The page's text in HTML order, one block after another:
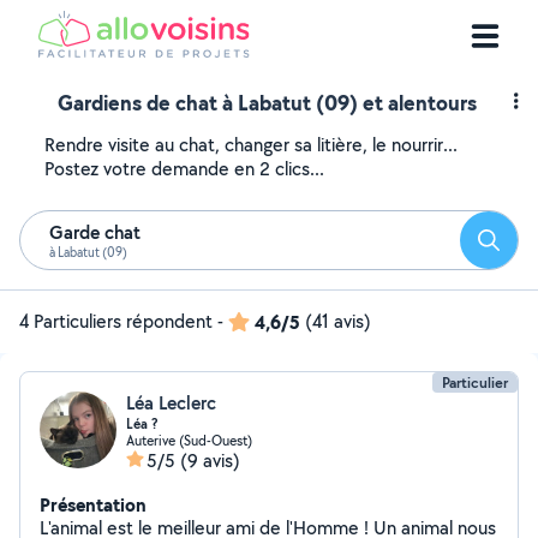
Gardiens de chat à Labatut (09) et alentours
Rendre visite au chat, changer sa litière, le nourrir...
Postez votre demande en 2 clics...
Garde chat
à Labatut (09)
4 Particuliers répondent- 4,6/5 (41 avis)
Particulier
Léa Leclerc
Léa ?
Auterive (Sud-Ouest)
5/5 (9 avis)
Présentation
L'animal est le meilleur ami de l'Homme ! Un animal nous